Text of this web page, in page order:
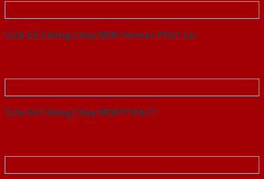
Cửa Gỗ Chống Cháy MDF Veneer P1G1 soi
Cửa Gỗ Chống Cháy MDF P1R4 C1